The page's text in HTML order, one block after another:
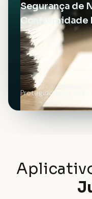
Segurança de
Conformidade
Protegido pelo sigilo